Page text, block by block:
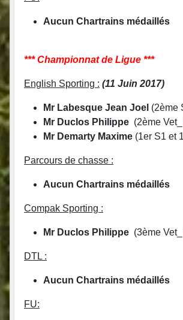
Aucun Chartrains médaillés
*** Championnat de Ligue ***
English Sporting : (11 Juin 2017)
Mr Labesque Jean Joel (2ème
Mr Duclos Philippe (2ème Vet_
Mr Demarty Maxime (1er S1 et
Parcours de chasse :
Aucun Chartrains médaillés
Compak Sporting :
Mr Duclos Philippe (3ème Vet_
DTL :
Aucun Chartrains médaillés
FU: